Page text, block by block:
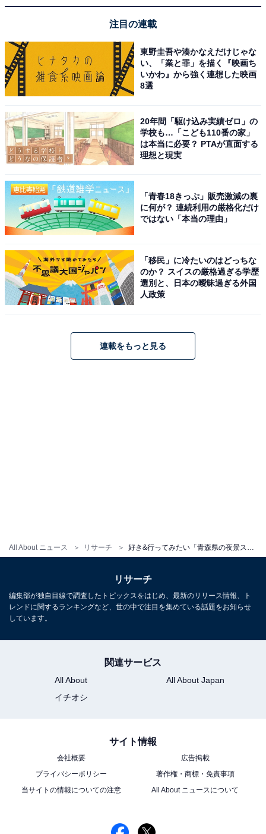
All About ニュース リサーチ
ざまな風景が見られると思うからです」（50代女性／愛
※回答者からのコメントは原文ママです
次ページ 11位までのランキング結果を見る
こちらもおすすめ
注目の連載
東野圭吾や湊かなえだけじゃな
い、「業と罪」を描く『映画ち
いかわ』から強く連想した映画
8選
20年間「駆け込み実績ゼロ」の
学校も…「こども110番の家」
は本当に必要？ PTAが直面する
理想と現実
「青春18きっぷ」販売激減の裏
に何が？ 連続利用の厳格化だけ
ではない「本当の理由」
「移民」に冷たいのはどっちな
のか？ スイスの厳格過ぎる学歴
選別と、日本の曖昧過ぎる外国
人政策
連載をもっと見る
リサーチ
編集部が独自目線で調査したトピックスをはじめ、最新のリリース情報、ト
レンドに関するランキングなど、世の中で注目を集めている話題をお知らせ
しています。
関連サービス
All About
All About Japan
イチオシ
サイト情報
会社概要
広告掲載
プライバシーポリシー
著作権・商標・免責事項
当サイトの情報についての注意
All About ニュースについて